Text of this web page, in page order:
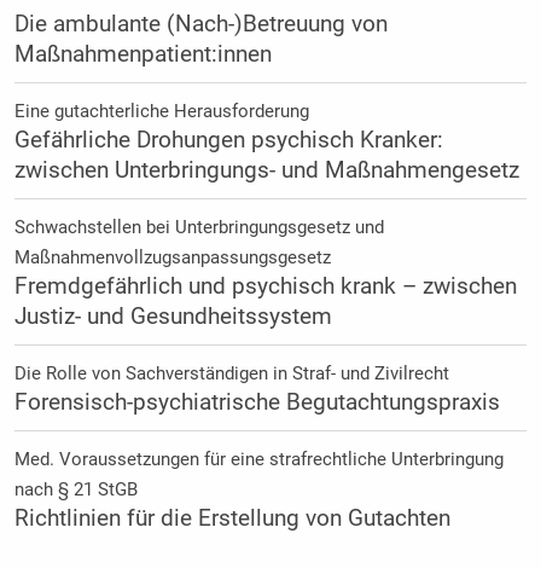
Die ambulante (Nach-)Betreuung von
Maßnahmenpatient:innen
Eine gutachterliche Herausforderung
Gefährliche Drohungen psychisch Kranker:
zwischen Unterbringungs- und Maßnahmengesetz
Schwachstellen bei Unterbringungsgesetz und
Maßnahmenvollzugsanpassungsgesetz
Fremdgefährlich und psychisch krank – zwischen
Justiz- und Gesundheitssystem
Die Rolle von Sachverständigen in Straf- und Zivilrecht
Forensisch-psychiatrische Begutachtungspraxis
Med. Voraussetzungen für eine strafrechtliche Unterbringung
nach § 21 StGB
Richtlinien für die Erstellung von Gutachten